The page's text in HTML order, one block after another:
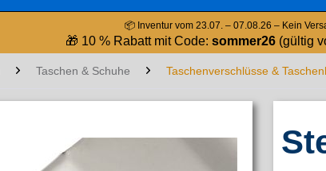
📦 Inventur vom 23.07. – 07.08.26 – Kein
🎁 10 % Rabatt mit Code: sommer26(gültig
Taschen & Schuhe Taschenverschlüsse &